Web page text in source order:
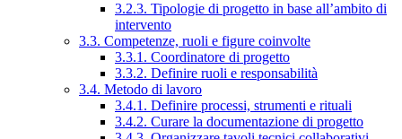
3.2.3. Tipologie di progetto in base all’ambito di
intervento
3.3. Competenze, ruoli e figure coinvolte
3.3.1. Coordinatore di progetto
3.3.2. Definire ruoli e responsabilità
3.4. Metodo di lavoro
3.4.1. Definire processi, strumenti e rituali
3.4.2. Curare la documentazione di progetto